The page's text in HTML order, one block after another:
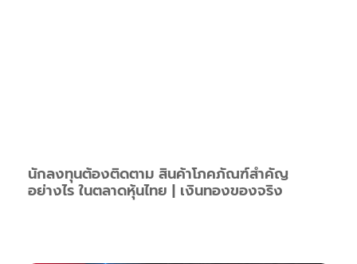
นักลงทุนต้องติดตาม สินค้าโภคภัณฑ์สำคัญ
อย่างไร ในตลาดหุ้นไทย | เงินทองของจริง